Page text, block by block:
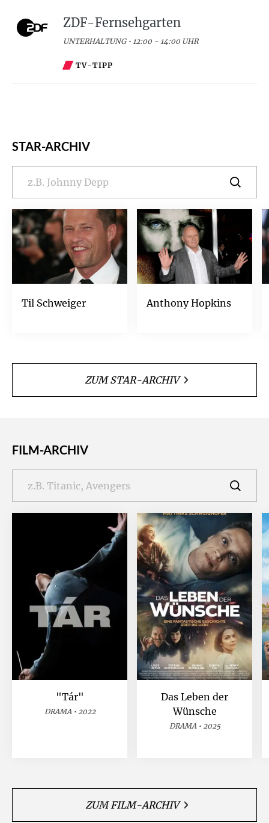
ZDF-Fernsehgarten
UNTERHALTUNG • 12:00 - 14:00 UHR
TV-TIPP
STAR-ARCHIV
Til Schweiger Anthony Hopkins
ZUM STAR-ARCHIV
FILM-ARCHIV
"Tár"
DRAMA • 2022
Das Leben der
Wünsche
DRAMA • 2025
ZUM FILM-ARCHIV